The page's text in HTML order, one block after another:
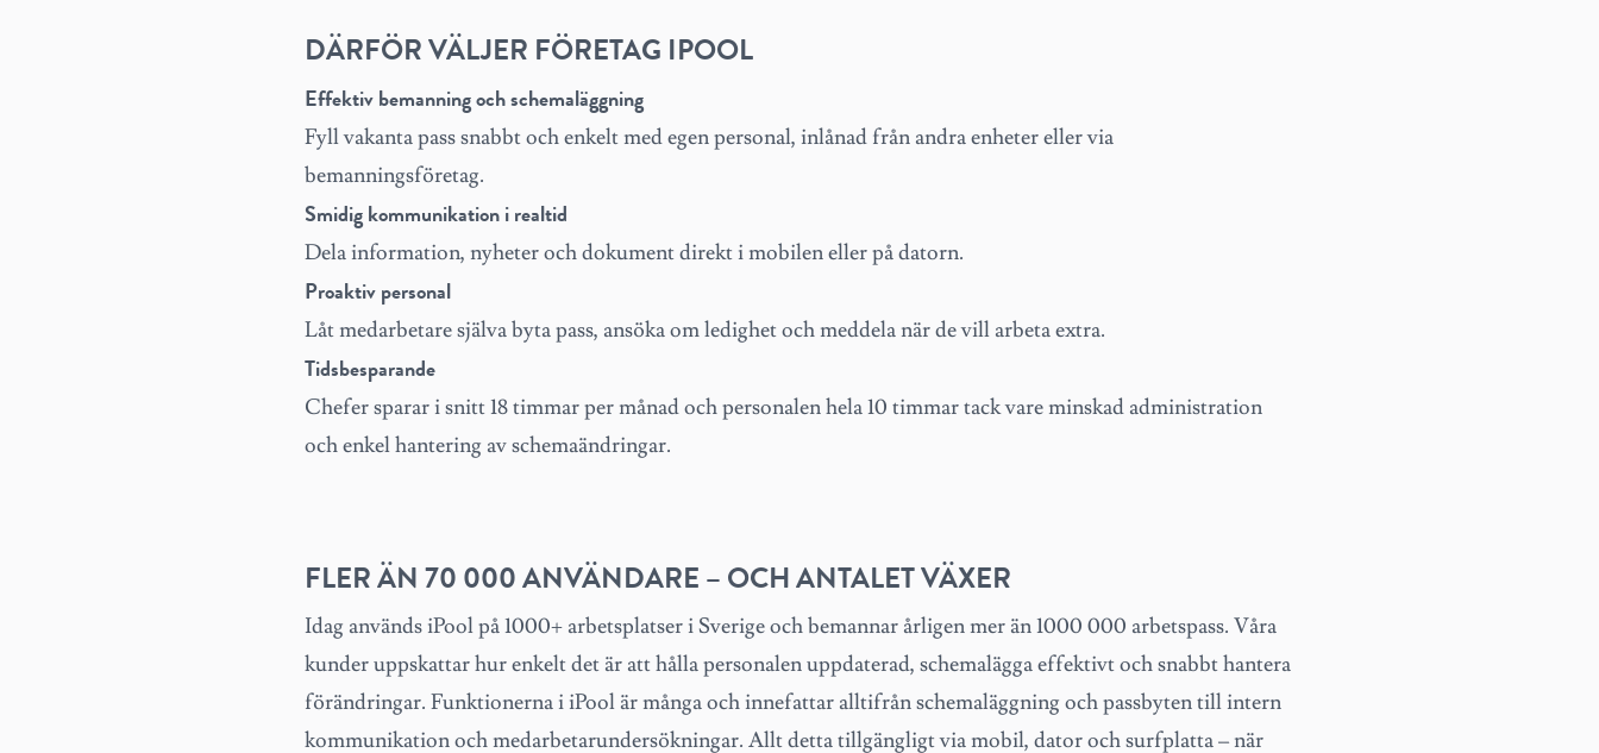
DÄRFÖR VÄLJER FÖRETAG IPOOL
Effektiv bemanning och schemaläggning
Fyll vakanta pass snabbt och enkelt med egen personal, inlånad från andra enheter eller via
bemanningsföretag.
Smidig kommunikation i realtid
Dela information, nyheter och dokument direkt i mobilen eller på datorn.
Proaktiv personal
Låt medarbetare själva byta pass, ansöka om ledighet och meddela när de vill arbeta extra.
Tidsbesparande
Chefer sparar i snitt 18 timmar per månad och personalen hela 10 timmar tack vare minskad administration
och enkel hantering av schemaändringar.
FLER ÄN 70 000 ANVÄNDARE – OCH ANTALET VÄXER
Idag används iPool på 1000+ arbetsplatser i Sverige och bemannar årligen mer än 1000 000 arbetspass. Våra
kunder uppskattar hur enkelt det är att hålla personalen uppdaterad, schemalägga effektivt och snabbt hantera
förändringar. Funktionerna i iPool är många och innefattar alltifrån schemaläggning och passbyten till intern
kommunikation och medarbetarundersökningar. Allt detta tillgängligt via mobil, dator och surfplatta – när